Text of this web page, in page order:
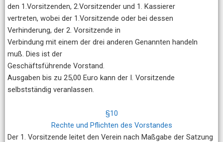
den 1.Vorsitzenden, 2.Vorsitzender und 1. Kassierer
vertreten, wobei der 1.Vorsitzende oder bei dessen
Verhinderung, der 2. Vorsitzende in
Verbindung mit einem der drei anderen Genannten handeln
muß. Dies ist der
Geschäftsführende Vorstand.
Ausgaben bis zu 25,00 Euro kann der I. Vorsitzende
selbstständig veranlassen.
§10
Rechte und Pflichten des Vorstandes
Der 1. Vorsitzende leitet den Verein nach Maßgabe der Satzung